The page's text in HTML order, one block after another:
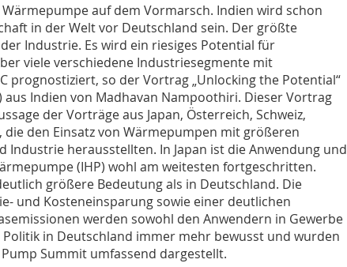
auf dem Vormarsch. Indien wird schon
in der Welt vor Deutschland sein. Der größte
Industrie. Es wird ein riesiges Potential für
viele verschiedene Industriesegmente mit
prognostiziert, so der Vortrag „Unlocking the Potential“
aus Indien von Madhavan Nampoothiri. Dieser Vortrag
der Vorträge aus Japan, Österreich, Schweiz,
die den Einsatz von Wärmepumpen mit größeren
Industrie herausstellten. In Japan ist die Anwendung und
(IHP) wohl am weitesten fortgeschritten.
größere Bedeutung als in Deutschland. Die
und Kosteneinsparung sowie einer deutlichen
werden sowohl den Anwendern in Gewerbe
in Deutschland immer mehr bewusst und wurden
Summit umfassend dargestellt.